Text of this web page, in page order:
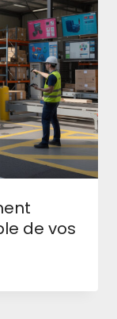
de vos